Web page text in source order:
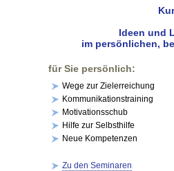
Ideen und
im persönlichen,
für Sie persönlich:
Wege zur Zielerreichung
Kommunikationstraining
Motivationsschub
Hilfe zur Selbsthilfe
Neue Kompetenzen
Zu den Seminaren